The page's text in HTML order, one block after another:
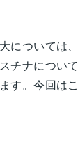
については
チナについ
す。今回は